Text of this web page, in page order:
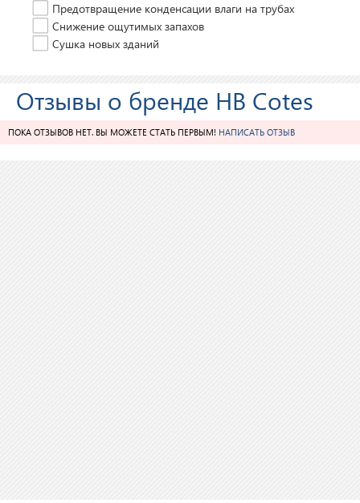
Предотвращение конденсации влаги на трубах
Снижение ощутимых запахов
Сушка новых зданий
Отзывы о бренде HB Cotes
ПОКА ОТЗЫВОВ НЕТ. ВЫ МОЖЕТЕ СТАТЬ ПЕРВЫМ! НАПИСАТЬ ОТЗЫВ